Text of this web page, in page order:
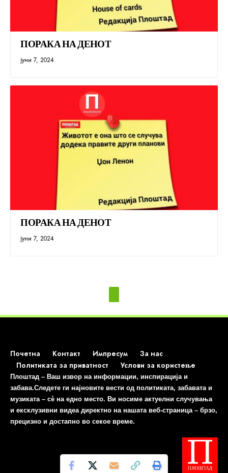
ПОРАКА НА ДЕНОТ
јуни 7, 2024
ПОРАКА НА ДЕНОТ
јуни 7, 2024
Почетна Контакт Импресум
За нас
Политиката за приватност
Услови за користење
Плоштад – Ваш извор на информации, инспирација и
забава.Следете ги најновите вести од политиката, забавата и
музиката – сè на едно место. Ви носиме актуелни случувања
и ексклузивни видеа директно на нашата веб-страница – брзо,
прецизно и достапно во секое време.